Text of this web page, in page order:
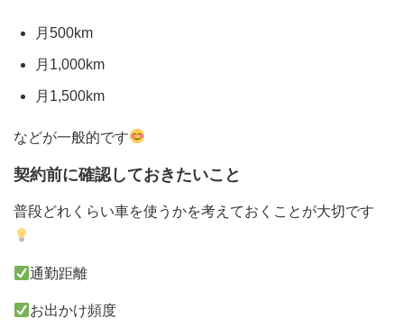
月500km
月1,000km
月1,500km
などが一般的です
契約前に確認しておきたいこと
普段どれくらい車を使うかを考えておくことが大切です
通勤距離
お出かけ頻度